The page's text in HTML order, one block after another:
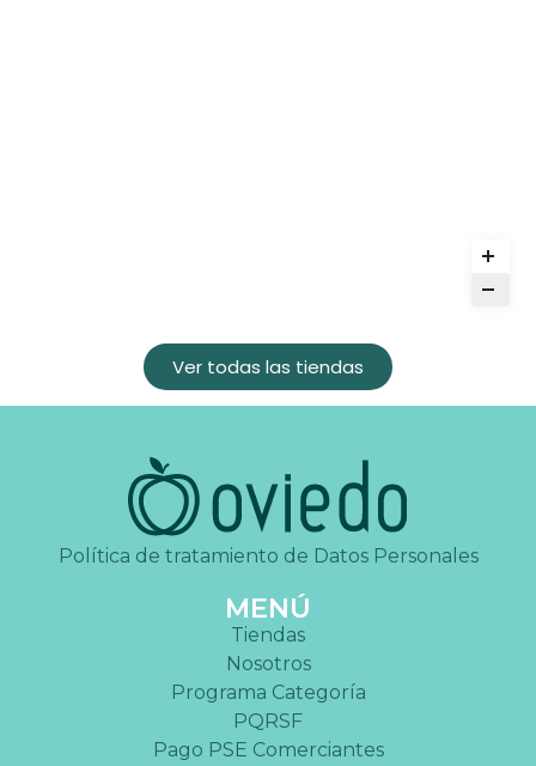
Ver todas las tiendas
Política de tratamiento de Datos Personales
MENÚ
Tiendas
Nosotros
Programa Categoría
PQRSF
Pago PSE Comerciantes